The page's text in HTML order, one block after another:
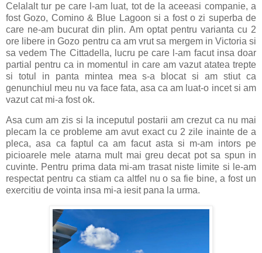
Celalalt tur pe care l-am luat, tot de la aceeasi companie, a
fost Gozo, Comino & Blue Lagoon si a fost o zi superba de
care ne-am bucurat din plin. Am optat pentru varianta cu 2
ore libere in Gozo pentru ca am vrut sa mergem in Victoria si
sa vedem The Cittadella, lucru pe care l-am facut insa doar
partial pentru ca in momentul in care am vazut atatea trepte
si totul in panta mintea mea s-a blocat si am stiut ca
genunchiul meu nu va face fata, asa ca am luat-o incet si am
vazut cat mi-a fost ok.
Asa cum am zis si la inceputul postarii am crezut ca nu mai
plecam la ce probleme am avut exact cu 2 zile inainte de a
pleca, asa ca faptul ca am facut asta si m-am intors pe
picioarele mele atarna mult mai greu decat pot sa spun in
cuvinte. Pentru prima data mi-am trasat niste limite si le-am
respectat pentru ca stiam ca altfel nu o sa fie bine, a fost un
exercitiu de vointa insa mi-a iesit pana la urma.